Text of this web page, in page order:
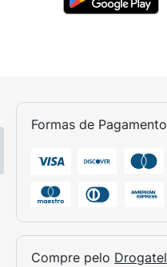
Formas de Pagamento
Compre pelo Drogatel